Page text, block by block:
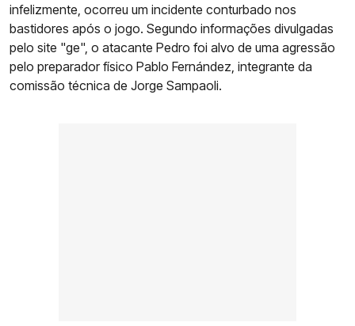
infelizmente, ocorreu um incidente conturbado nos
bastidores após o jogo. Segundo informações divulgadas
pelo site "ge", o atacante Pedro foi alvo de uma agressão
pelo preparador físico Pablo Fernández, integrante da
comissão técnica de Jorge Sampaoli.